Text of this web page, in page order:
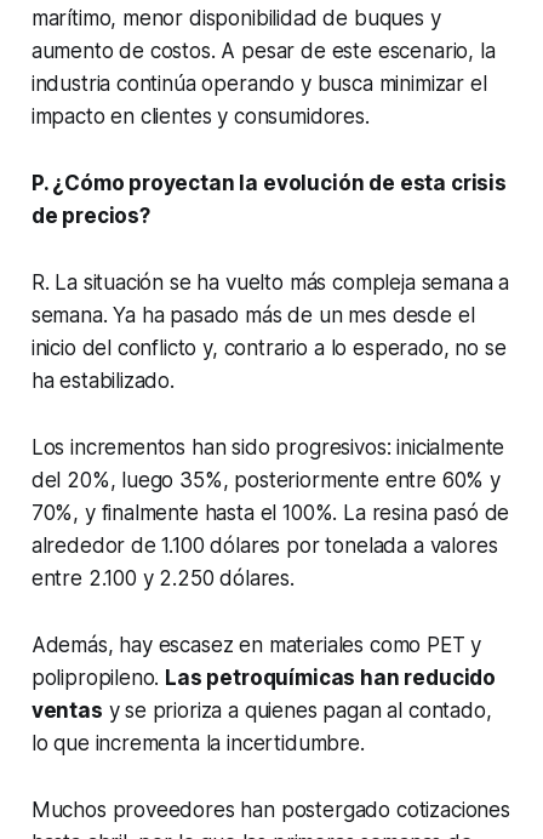
marítimo, menor disponibilidad de buques y
aumento de costos. A pesar de este escenario, la
industria continúa operando y busca minimizar el
impacto en clientes y consumidores.
P. ¿Cómo proyectan la evolución de esta crisis
de precios?
R. La situación se ha vuelto más compleja semana a
semana. Ya ha pasado más de un mes desde el
inicio del conflicto y, contrario a lo esperado, no se
ha estabilizado.
Los incrementos han sido progresivos: inicialmente
del 20%, luego 35%, posteriormente entre 60% y
70%, y finalmente hasta el 100%. La resina pasó de
alrededor de 1.100 dólares por tonelada a valores
entre 2.100 y 2.250 dólares.
Además, hay escasez en materiales como PET y
polipropileno. Las petroquímicas han reducido
ventas y se prioriza a quienes pagan al contado,
lo que incrementa la incertidumbre.
Muchos proveedores han postergado cotizaciones